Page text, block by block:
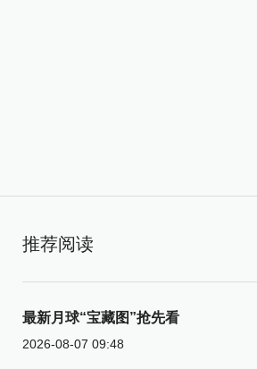
推荐阅读
最新月球“宝藏图”抢先看
2026-08-07 09:48